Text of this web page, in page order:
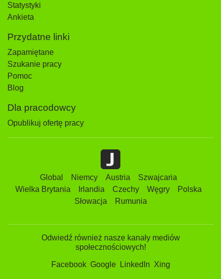
Statystyki
Ankieta
Przydatne linki
Zapamiętane
Szukanie pracy
Pomoc
Blog
Dla pracodowcy
Opublikuj ofertę pracy
Global Niemcy Austria
Szwajcaria
Wielka Brytania
Irlandia Czechy Węgry
Polska
Słowacja
Rumunia
Odwiedź również nasze kanały mediów
społecznościowych!
Facebook Google LinkedIn Xing